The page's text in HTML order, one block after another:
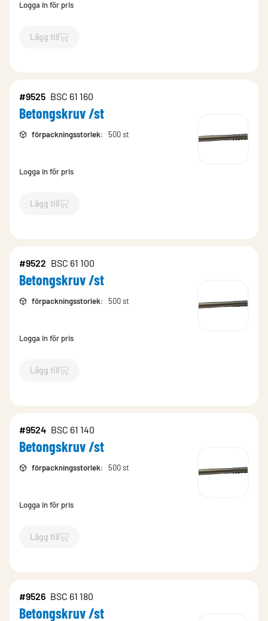
Logga in för pris
Lägg till
`$Lägg till
#9525 BSC 61 160
Betongskruv /st
förpackningsstorlek: 500 st
Logga in för pris
Lägg till
`$Lägg till
#9522 BSC 61 100
Betongskruv /st
förpackningsstorlek: 500 st
Logga in för pris
Lägg till
`$Lägg till
#9524 BSC 61 140
Betongskruv /st
förpackningsstorlek: 500 st
Logga in för pris
Lägg till
`$Lägg till
#9526 BSC 61 180
Betongskruv /st